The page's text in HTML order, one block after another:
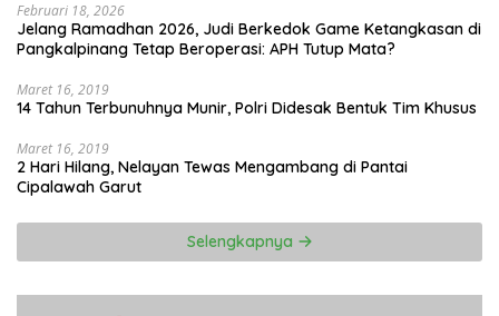
Februari 18, 2026
Jelang Ramadhan 2026, Judi Berkedok Game Ketangkasan di
Pangkalpinang Tetap Beroperasi: APH Tutup Mata?
Maret 16, 2019
14 Tahun Terbunuhnya Munir, Polri Didesak Bentuk Tim Khusus
Maret 16, 2019
2 Hari Hilang, Nelayan Tewas Mengambang di Pantai
Cipalawah Garut
Selengkapnya